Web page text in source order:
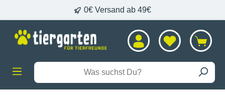
0€ Versand ab 49€